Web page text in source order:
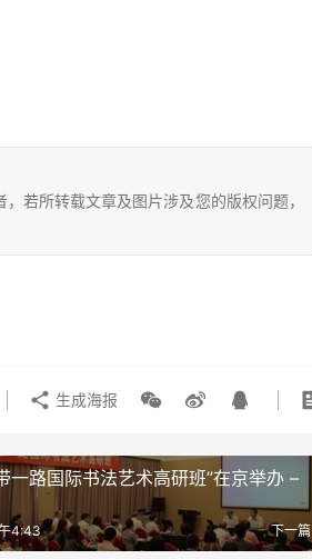
若所转载文章及图片涉及您的版权问题，
生成海报
一路国际书法艺术高研班”在京举办 –
下一篇
4:43